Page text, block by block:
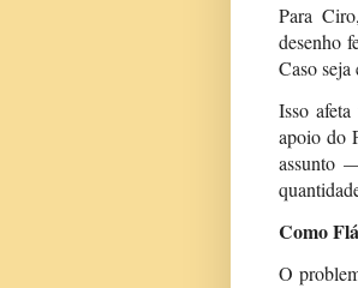
Para
desenho
Caso
Isso
apoio do
assunto
Como
O